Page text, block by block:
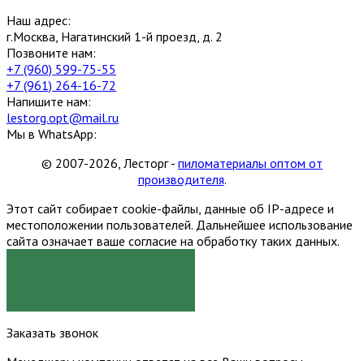
Наш адрес:
г.Москва, Нагатинский 1-й проезд, д. 2
Позвоните нам:
+7 (960) 599-75-55
+7 (961) 264-16-72
Напишите нам:
lestorg.opt@mail.ru
Мы в WhatsApp:
© 2007-2026, Лесторг - пиломатериалы оптом от
производителя.
Этот сайт собирает cookie-файлы, данные об IP-адресе и
местоположении пользователей. Дальнейшее использование
сайта означает ваше согласие на обработку таких данных.
Заказать звонок